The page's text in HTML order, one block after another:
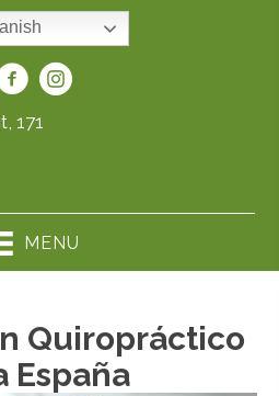
171
MENU
Quiropráctico
España